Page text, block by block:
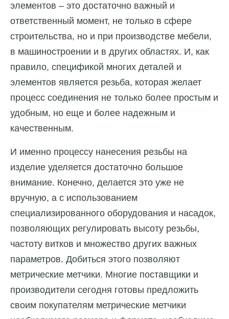
элементов – это достаточно важный и
ответственный момент, не только в сфере
строительства, но и при производстве мебели,
в машиностроении и в других областях. И, как
правило, спецификой многих деталей и
элементов является резьба, которая желает
процесс соединения не только более простым и
удобным, но еще и более надежным и
качественным.
И именно процессу нанесения резьбы на
изделие уделяется достаточно большое
внимание. Конечно, делается это уже не
вручную, а с использованием
специализированного оборудования и насадок,
позволяющих регулировать высоту резьбы,
частоту витков и множество других важных
параметров. Добиться этого позволяют
метрические метчики. Многие поставщики и
производители сегодня готовы предложить
своим покупателям метрические метчики